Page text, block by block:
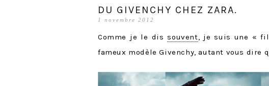
DU GIVENCHY CHEZ ZARA.
1 novembre 2012
Comme je le dissouvent, je suis une «
fameux modèle Givenchy, autant vous dire